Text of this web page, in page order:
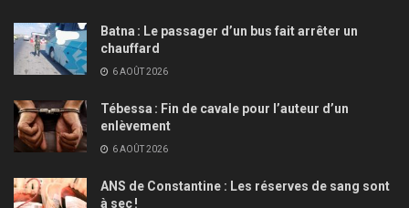
Batna : Le passager d’un bus fait arrêter un
chauffard
6 AOÛT 2026
Tébessa : Fin de cavale pour l’auteur d’un
enlèvement
6 AOÛT 2026
ANS de Constantine : Les réserves de sang sont
à sec !